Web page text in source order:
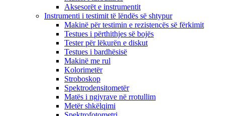
Aksesorët e instrumentit
Instrumenti i testimit të lëndës së shtypur
Makinë për testimin e rezistencës së fërkimit
Testues i përthithjes së bojës
Tester për lëkurën e diskut
Testues i bardhësisë
Makinë me rul
Kolorimetër
Stroboskop
Spektrodensitometër
Matës i ngjyrave në rrotullim
Metër shkëlqimi